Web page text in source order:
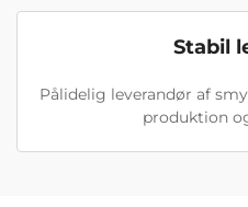
Stabil
Pålidelig leverandør af
produktion